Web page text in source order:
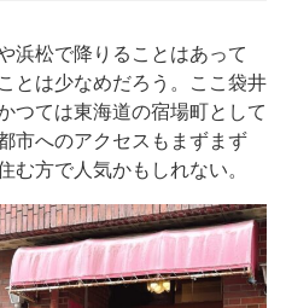
浜松で降りることはあって
とは少なめだろう。ここ袋井
つては東海道の宿場町として
市へのアクセスもまずまず
む方で人気かもしれない。